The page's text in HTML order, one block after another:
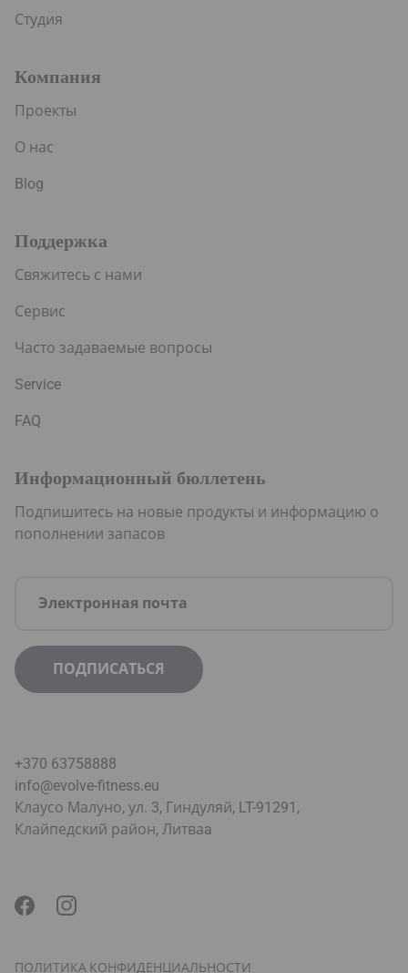
Студия
Компания
Проекты
О нас
Blog
Поддержка
Свяжитесь с нами
Сервис
Часто задаваемые вопросы
Service
FAQ
Информационный бюллетень
Подпишитесь на новые продукты и информацию о
пополнении запасов
+370 63758888
info@evolve-fitness.eu
Клаусо Малуно, ул. 3, Гиндуляй, LT-91291,
Клайпедский район, Литваa
ПОЛИТИКА КОНФИДЕНЦИАЛЬНОСТИ